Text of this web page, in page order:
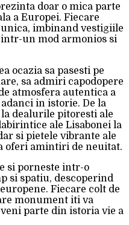
doar o mica parte
a Europei. Fiecare
imbinand vestigiile
un mod armonios si
ocazia sa pasesti pe
sa admiri capodopere
atmosfera autentica a
in istorie. De la
dealurile pitoresti ale
ale Lisabonei la
si pietele vibrante ale
oferi amintiri de neuitat.
si porneste intr-o
si spatiu, descoperind
Fiecare colt de
monument iti va
parte din istoria vie a